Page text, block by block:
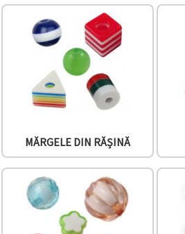
MĂRGELE DIN RĂȘINĂ